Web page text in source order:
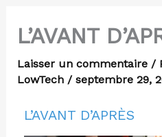
L’AVANT
Laisser un commentaire /
LowTech / septembre 29,
L’AVANT D’APRÈS